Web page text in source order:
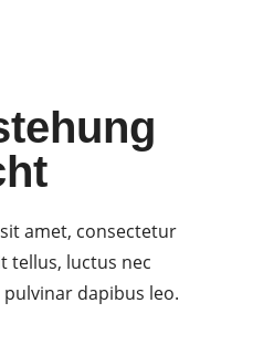
amet, consectetur
tellus, luctus nec
dapibus leo.